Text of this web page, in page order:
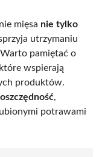
mięsa nie tylko
utrzymaniu
pamiętać o
wspierają
produktów.
oszczędność,
potrawami